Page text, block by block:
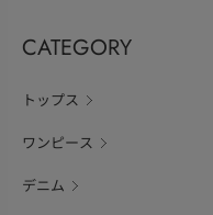
CATEGORY
トップス
ワンピース
デニム